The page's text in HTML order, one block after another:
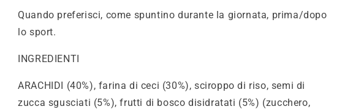
Quando preferisci, come spuntino durante la giornata, prima/dopo
lo sport.
INGREDIENTI
ARACHIDI (40%), farina di ceci (30%), sciroppo di riso, semi di
zucca sgusciati (5%), frutti di bosco disidratati (5%) (zucchero,